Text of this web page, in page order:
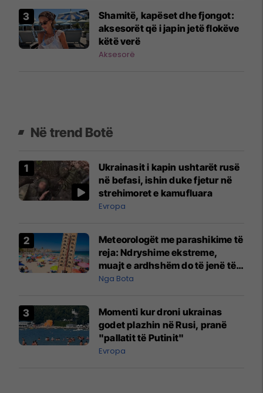
Shamitë, kapëset dhe fjongot:
aksesorët që i japin jetë flokëve
këtë verë
Aksesorë
Në trend Botë
Ukrainasit i kapin ushtarët rusë
në befasi, ishin duke fjetur në
strehimoret e kamufluara
Evropa
Meteorologët me parashikime të
reja: Ndryshime ekstreme,
muajt e ardhshëm do të jenë të
pazakontë
Nga Bota
Momenti kur droni ukrainas
godet plazhin në Rusi, pranë
"pallatit të Putinit"
Evropa